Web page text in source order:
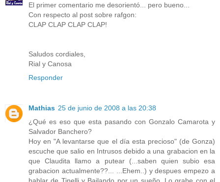
El primer comentario me desorientó... pero bueno...
Con respecto al post sobre rafgon:
CLAP CLAP CLAP CLAP!
Saludos cordiales,
Rial y Canosa
Responder
Mathias 25 de junio de 2008 a las 20:38
¿Qué es eso que esta pasando con Gonzalo Camarota y
Salvador Banchero?
Hoy en "A levantarse que el día esta precioso" (de Gonza)
escuche que salio en Intrusos debido a una grabacion en la
que Claudita llamo a putear (...saben quien subio esa
grabacion actualmente??... ...Ehem..) y despues empezo a